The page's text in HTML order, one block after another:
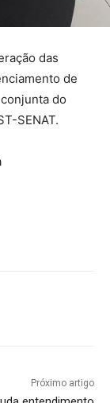
das
de
do
SENAT.
Próximo artigo